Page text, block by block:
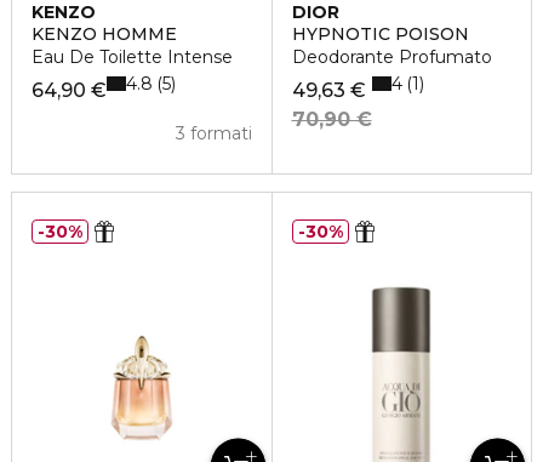
KENZO
KENZO HOMME
Eau De Toilette Intense
64,90 €
3 formati
4.8 5
DIOR
HYPNOTIC POISON
Deodorante Profumato
49,63 €
70,90 €
4 1
30% 30%